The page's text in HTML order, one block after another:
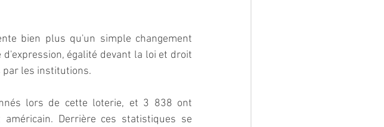
bien plus qu'un simple changement
égalité devant la loi et droit
par les institutions.
lors de cette loterie, et 3 838 ont
Derrière ces statistiques se